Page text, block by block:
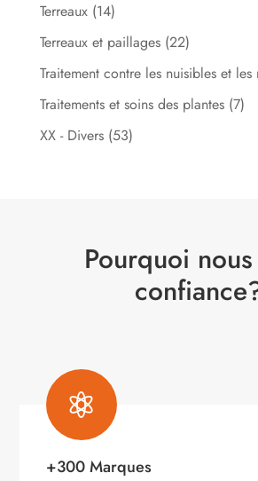
Terreaux (14)
Terreaux et paillages (22)
Traitement contre les nuisibles et les
Traitements et soins des plantes (7)
XX - Divers (53)
Pourquoi

+300 Marques